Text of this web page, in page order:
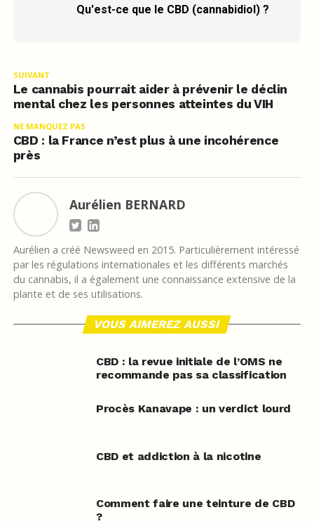
Qu'est-ce que le CBD (cannabidiol) ?
SUIVANT
Le cannabis pourrait aider à prévenir le déclin
mental chez les personnes atteintes du VIH
NE MANQUEZ PAS
CBD : la France n’est plus à une incohérence
près
Aurélien BERNARD
Aurélien a créé Newsweed en 2015. Particulièrement intéressé
par les régulations internationales et les différents marchés
du cannabis, il a également une connaissance extensive de la
plante et de ses utilisations.
VOUS AIMEREZ AUSSI
CBD : la revue initiale de l’OMS ne
recommande pas sa classification
Procès Kanavape : un verdict lourd
CBD et addiction à la nicotine
Comment faire une teinture de CBD
?